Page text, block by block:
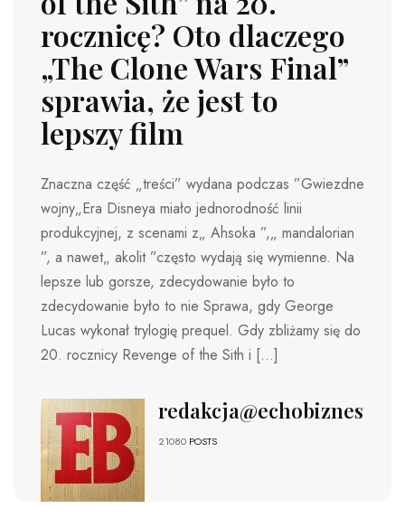
rocznicę? Oto dlaczego
„The Clone Wars Final”
sprawia, że ​​jest to
lepszy film
Znaczna część „treści” wydana podczas ”Gwiezdne
wojny„Era Disneya miało jednorodność linii
produkcyjnej, z scenami z„ Ahsoka ”,„ mandalorian
”, a nawet„ akolit ”często wydają się wymienne. Na
lepsze lub gorsze, zdecydowanie było to
zdecydowanie było to nie Sprawa, gdy George
Lucas wykonał trylogię prequel. Gdy zbliżamy się do
20. rocznicy Revenge of the Sith i […]
redakcja@echobiznesu.pl
21080 POSTS